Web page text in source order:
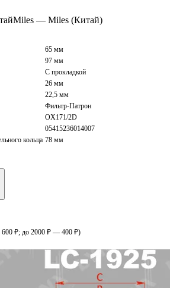
Miles — Miles (Китай)
65 мм
97 мм
С прокладкой
26 мм
22,5 мм
Фильтр-Патрон
OX171/2D
05415236014007
кольца 78 мм
₽; до 2000 ₽ — 400 ₽)